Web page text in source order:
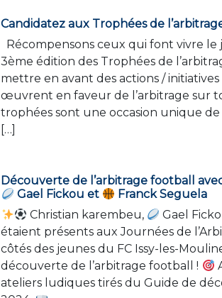
Candidatez aux Trophées de
Récompensons ceux qui font vivre
3ème édition des Trophées de
mettre en avant des actions /
œuvrent en faveur de l’arbitrage sur
trophées sont une occasion unique
[…]
Découverte de l’arbitrage football
Gael Fickou et
Franck Seguela
Christian karembeu,
Gael
étaient présents aux Journées de
côtés des jeunes du FC Issy-les-
découverte de l’arbitrage football !
ateliers ludiques tirés du Guide de